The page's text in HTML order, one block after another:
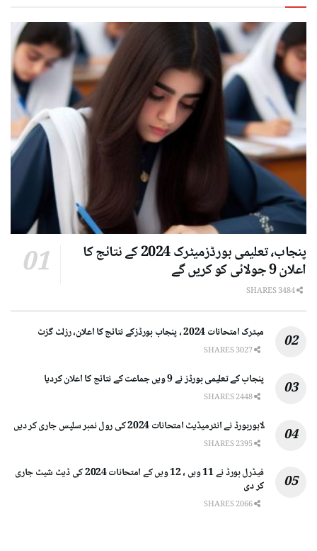
پنجاب، تعلیمی بورڈزمیٹرک 2024 کے نتائج کا
اعلان 9 جولائی کو کریں گے
میٹرک امتحانات 2024 ، پنجاب بورڈزکے نتائج کا اعلان، رزلٹ گزٹ
پنجاب کے تعلیمی بورڈز نے 9 ویں جماعت کے نتائج کا اعلان کردیا
لاہوربورڈ نے انٹرمیڈیٹ امتحانات 2024 کی رول نمبر سلپس جاری کر دیں
فیڈرل بورڈ نے 11 ویں ، 12 ویں کے امتحانات 2024 کی ڈیٹ شیٹ جاری
کر دی